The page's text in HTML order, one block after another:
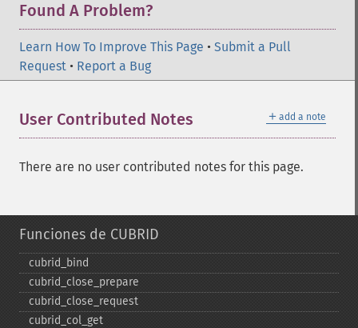
Found A Problem?
Learn How To Improve This Page • Submit a Pull
Request • Report a Bug
＋ add a note
User Contributed Notes
There are no user contributed notes for this page.
Funciones de CUBRID
cubrid_​bind
cubrid_​close_​prepare
cubrid_​close_​request
cubrid_​col_​get